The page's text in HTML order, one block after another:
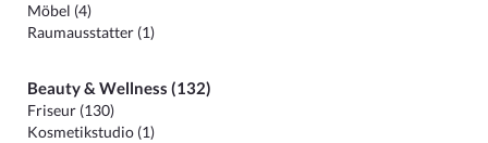
Möbel (4)
Raumausstatter (1)
Beauty & Wellness (132)
Friseur (130)
Kosmetikstudio (1)